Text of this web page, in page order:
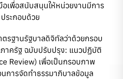
อเพื่อสนับสนุนให้หน่วยงานมีการ
ระกอบด้วย
รฐานรัฐบาลดิจิทัลว่าด้วยกรอบ
าครัฐ ฉบับปรับปรุง: แนวปฏิบัติ
Review) เพื่อเป็นกรอบภาพ
นการจัดทำธรรมาภิบาลข้อมูล